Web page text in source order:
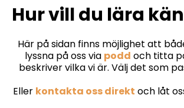
Hur vill du lära
Här på sidan finns möjlighet att
lyssna på oss via podd och titta
beskriver vilka vi är. Välj det som
Eller kontakta oss direkt och låt